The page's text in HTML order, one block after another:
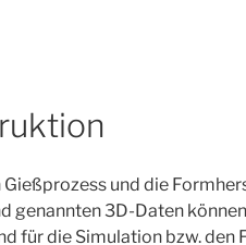
Gießprozess und die
genannten 3D-Daten
für die Simulation bzw. den